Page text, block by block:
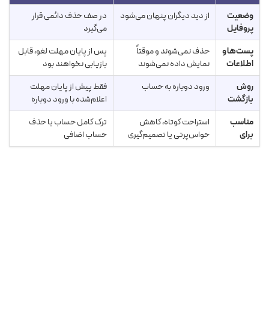
وضعیت
پروفایل
از دید دیگران پنهان می‌شود
در صف حذف دائمی قرار
می‌گیرد
پست‌ها و
اطلاعات
حذف نمی‌شوند و موقتاً
نمایش داده نمی‌شوند
پس از پایان مهلت لغو، قابل
بازیابی نخواهند بود
روش
بازگشت
ورود دوباره به حساب
فقط پیش از پایان مهلت
اعلام‌شده با ورود دوباره
مناسب
برای
استراحت کوتاه، کاهش
حواس‌پرتی یا تصمیم‌گیری
ترک کامل حساب یا حذف
حساب اضافی